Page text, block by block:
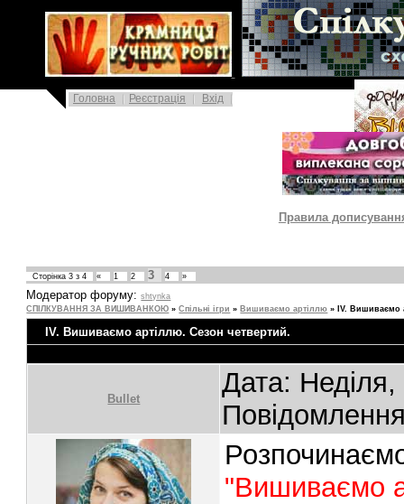
|
Головна Реєстрація Вхід
Правила
Сторінка3 з4 « 1 2 3 4 »
Модератор форуму:shtynka
СПІЛКУВАННЯ ЗА ВИШИВАНКОЮ » Спільні ігри » Вишиваємо артіллю » IV. Вишиваємо
IV. Вишиваємо артіллю. Сезон четвертий.
Bullet
Дата:
"Вишиваємо